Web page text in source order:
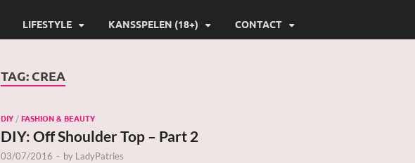
LIFESTYLE KANSSPELEN (18+) CONTACT
TAG: CREA
DIY /FASHION & BEAUTY
DIY: Off Shoulder Top – Part 2
03/07/2016 - by LadyPatries